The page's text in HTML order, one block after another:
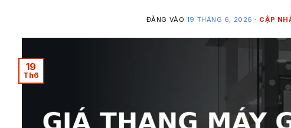
ĐĂNG VÀO 19 THÁNG 6, 2026
19
Th6